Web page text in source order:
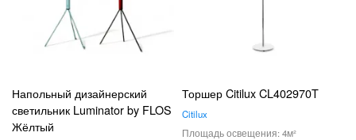
Напольный дизайнерский
светильник Luminator by FLOS
Жёлтый
Торшер Citilux CL402970T
Citilux
4